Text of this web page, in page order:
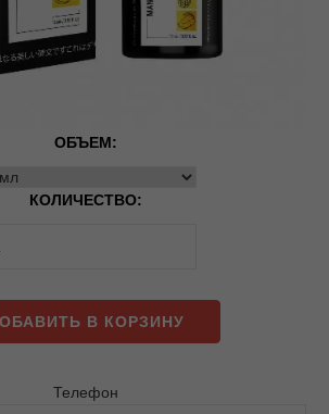
ОБЪЕМ:
КОЛИЧЕСТВО:
В КОРЗИНУ
Телефон